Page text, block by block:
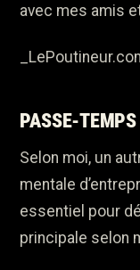
avec mes amis
PASSE-TEMPS
Selon moi, un
mentale
essentiel pour
principale selon